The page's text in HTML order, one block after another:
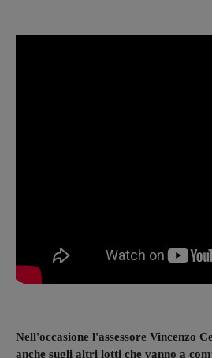
Nell'occasione l'assessore Vincenzo
anche sugli altri lotti che vanno a